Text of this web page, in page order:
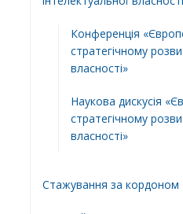
Конференція
стратегічному
власності»
Наукова дискусія
стратегічному
власності»
Стажування за кордоном